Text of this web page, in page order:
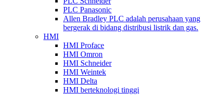
PLC Panasonic
Allen Bradley PLC adalah perusahaan yang
bergerak di bidang distribusi listrik dan gas.
HMI
HMI Proface
HMI Omron
HMI Schneider
HMI Weintek
HMI Delta
HMI berteknologi tinggi